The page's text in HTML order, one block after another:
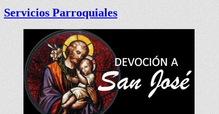
Servicios Parroquiales